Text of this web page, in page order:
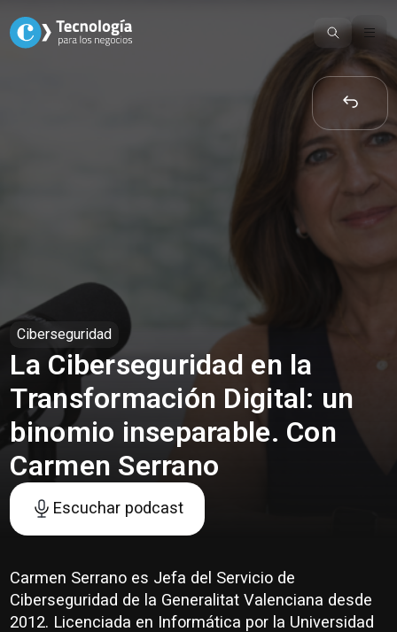
content
Ciberseguridad
La Ciberseguridad en la
Transformación Digital: un
binomio inseparable. Con
Carmen Serrano
Escuchar podcast
Carmen Serrano es Jefa del Servicio de
Ciberseguridad de la Generalitat Valenciana desde
2012. Licenciada en Informática por la Universidad